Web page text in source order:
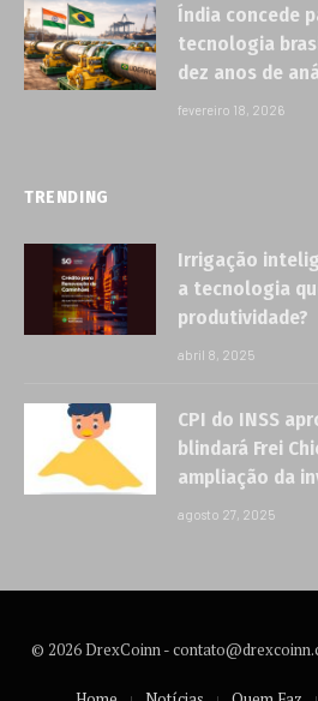
Índia concede
tecnologia
dez anos de
fevereiro 18, 2026
TRENDING
Irrigação
a tecnologia
produtividade?
abril 8, 2025
CPI do INSS
blindará Frei
ampliação da
agosto 27, 2025
© 2026 DrexCoinn -